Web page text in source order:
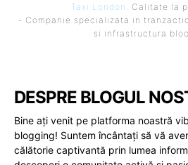
Taxi London . Calitate la
- Companie specializata in
si infrastructura
DESPRE BLOGUL
Bine ați venit pe platforma noastră
blogging! Suntem încântați să vă
călătorie captivantă prin lumea